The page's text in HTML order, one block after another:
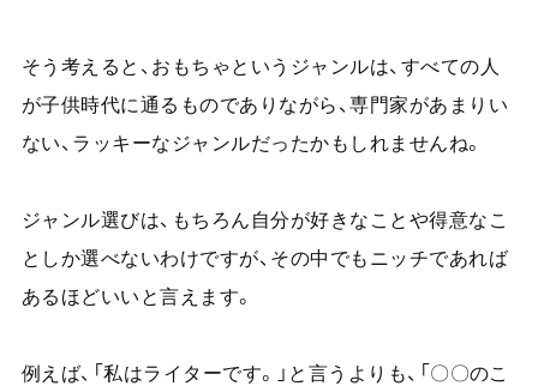
そう考えると、おもちゃというジャンルは、すべての人
が子供時代に通るものでありながら、専門家があまりい
ない、ラッキーなジャンルだったかもしれませんね。
ジャンル選びは、もちろん自分が好きなことや得意なこ
としか選べないわけですが、その中でもニッチであれば
あるほどいいと言えます。
例えば、「私はライターです。」と言うよりも、「〇〇のこ